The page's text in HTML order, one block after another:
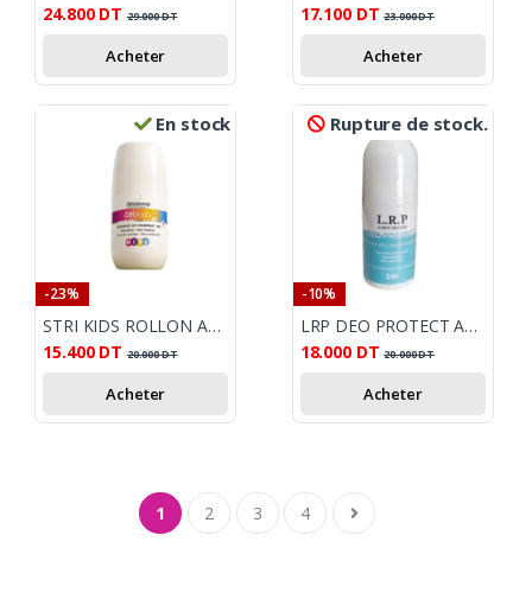
24.800 DT 29.000DT
Acheter
17.100 DT 23.000DT
Acheter
En stock
-23%
STRI KIDS ROLLON ANTI TRANSPIRANT
15.400 DT 20.000DT
Acheter
Rupture de stock.
-10%
LRP DEO PROTECT ANTI TRANSPIRANT 24H 50ML
18.000 DT 20.000DT
Acheter
1 2 3 4